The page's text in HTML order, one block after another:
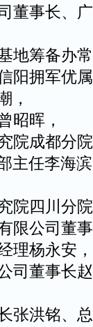
董事长、
地筹备办
阳拥军优
，
昭晖，
院成都分
主任李海
院四川分
限公司董
理杨永安，
司董事长
张洪铭、